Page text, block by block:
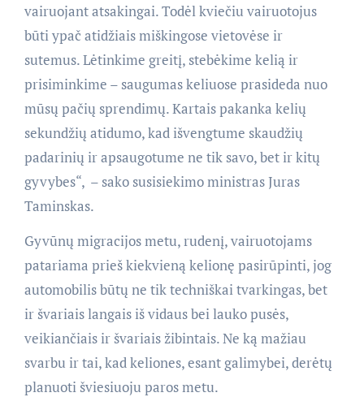
vairuojant atsakingai. Todėl kviečiu vairuotojus
būti ypač atidžiais miškingose vietovėse ir
sutemus. Lėtinkime greitį, stebėkime kelią ir
prisiminkime – saugumas keliuose prasideda nuo
mūsų pačių sprendimų. Kartais pakanka kelių
sekundžių atidumo, kad išvengtume skaudžių
padarinių ir apsaugotume ne tik savo, bet ir kitų
gyvybes“, – sako susisiekimo ministras Juras
Taminskas.
Gyvūnų migracijos metu, rudenį, vairuotojams
patariama prieš kiekvieną kelionę pasirūpinti, jog
automobilis būtų ne tik techniškai tvarkingas, bet
ir švariais langais iš vidaus bei lauko pusės,
veikiančiais ir švariais žibintais. Ne ką mažiau
svarbu ir tai, kad keliones, esant galimybei, derėtų
planuoti šviesiuoju paros metu.